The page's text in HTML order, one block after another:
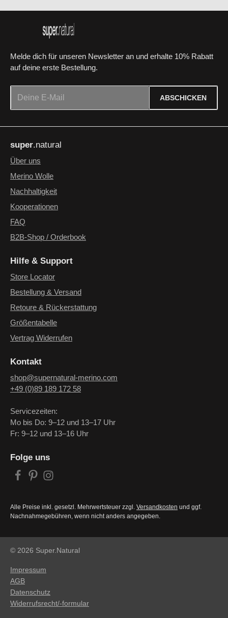
Melde dich für unseren Newsletter an und erhalte 10% Rabatt
auf deine erste Bestellung.
ABSCHICKEN
genommen und die
einverstanden.
Die mit einem Stern (*) markierten Felder sind Pflichtfelder.
Folge uns
Alle Preise inkl. gesetzl. Mehrwertsteuer zzgl. Versandkosten und ggf.
Nachnahmegebühren, wenn nicht anders angegeben.
super.natural
Über uns
Merino Wolle
Nachhaltigkeit
Kooperationen
FAQ
B2B-Shop / Orderbook
Hilfe & Support
Store Locator
Bestellung & Versand
Retoure & Rückerstattung
Größentabelle
Vertrag Widerrufen
Kontakt
shop@supernatural-merino.com
+49 (0)89 189 172 58
Servicezeiten:
Mo bis Do: 9–12 und 13–17 Uhr
Fr: 9–12 und 13–16 Uhr
© 2026 Super.Natural
Impressum
AGB
Datenschutz
Widerrufsrecht/-formular